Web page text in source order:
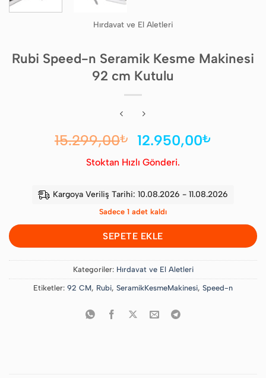
Hırdavat ve El Aletleri
Rubi Speed-n Seramik Kesme Makinesi
92 cm Kutulu
15.299,00₺
Orijinal
fiyat:
15.299,00₺.
12.950,00₺
Stoktan Hızlı Gönderi.
Kargoya Veriliş Tarihi: 10.08.2026 - 11.08.2026
Sadece 1 adet kaldı
SEPETE EKLE
Kategoriler: Hırdavat ve El Aletleri
Etiketler: 92 CM, Rubi, SeramikKesmeMakinesi, Speed-n